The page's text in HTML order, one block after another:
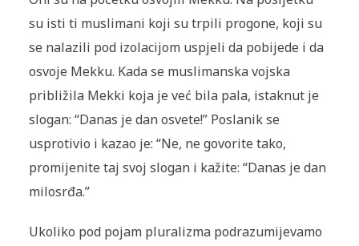
su isti ti muslimani koji su trpili progone, koji su
se nalazili pod izolacijom uspjeli da pobijede i da
osvoje Mekku. Kada se musli­manska vojska
približila Mekki koja je već bila pala, istak­nut je
slo­gan: “Danas je dan osvete!” Poslanik se
usprotivio i kazao je: “Ne, ne govorite tako,
promijenite taj svoj slogan i kažite: “Danas je dan
milosrđa.”
Ukoliko pod pojam pluralizma podrazumijevamo